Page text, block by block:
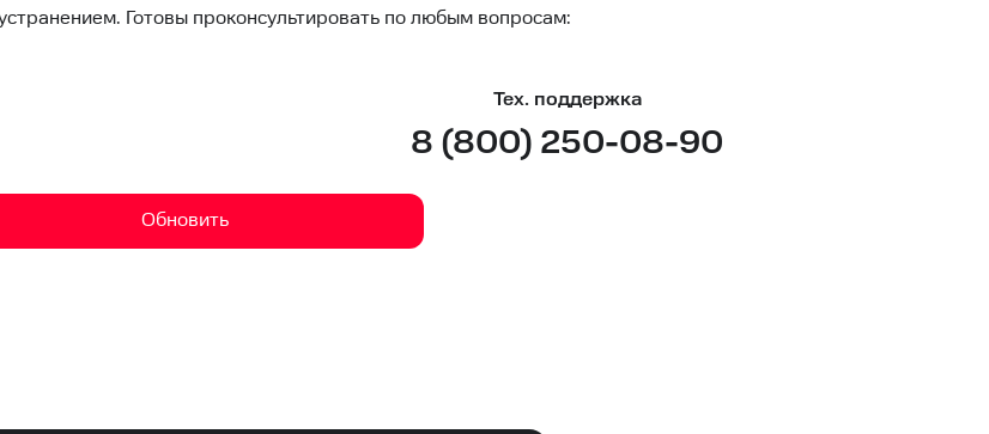
Готовы проконсультировать по любым вопросам:
Тех. поддержка
8 (800) 250-08-90
Обновить